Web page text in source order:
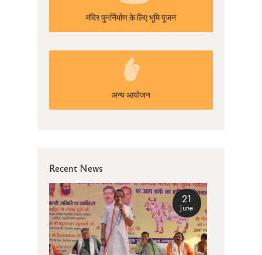
मंदिर पुनर्निर्माण के लिए भूमि पूजन
अन्य आयोजन
Recent News
21
June